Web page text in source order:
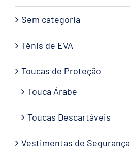
Sem categoria
Tênis de EVA
Toucas de Proteção
Touca Árabe
Toucas Descartáveis
Vestimentas de Segurança